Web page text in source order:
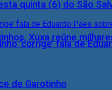
Xuxa reúne
quinta (6) do São
‘corrige’ fala de
de Garotinho